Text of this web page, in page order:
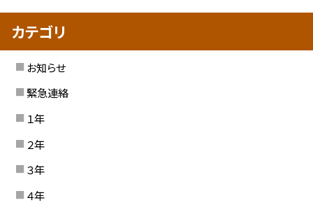
カテゴリ
お知らせ
緊急連絡
１年
２年
３年
４年